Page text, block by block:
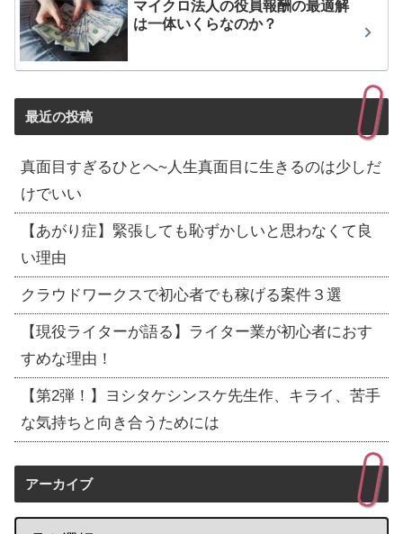
マイクロ法人の役員報酬の最適解
は一体いくらなのか？
最近の投稿
真面目すぎるひとへ~人生真面目に生きるのは少しだ
けでいい
【あがり症】緊張しても恥ずかしいと思わなくて良
い理由
クラウドワークスで初心者でも稼げる案件３選
【現役ライターが語る】ライター業が初心者におす
すめな理由！
【第2弾！】ヨシタケシンスケ先生作、キライ、苦手
な気持ちと向き合うためには
アーカイブ